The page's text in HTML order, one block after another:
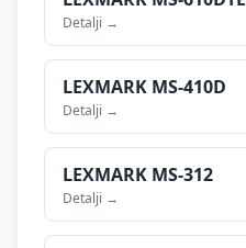
Detalji →
LEXMARK MS-410D
Detalji →
LEXMARK MS-312
Detalji →